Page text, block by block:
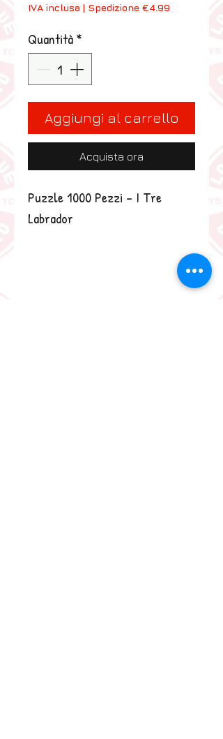
IVA inclusa | Spedizione €4.99
Quantità*
Aggiungi al carrello
Acquista ora
Puzzle 1000 Pezzi - I Tre
Labrador